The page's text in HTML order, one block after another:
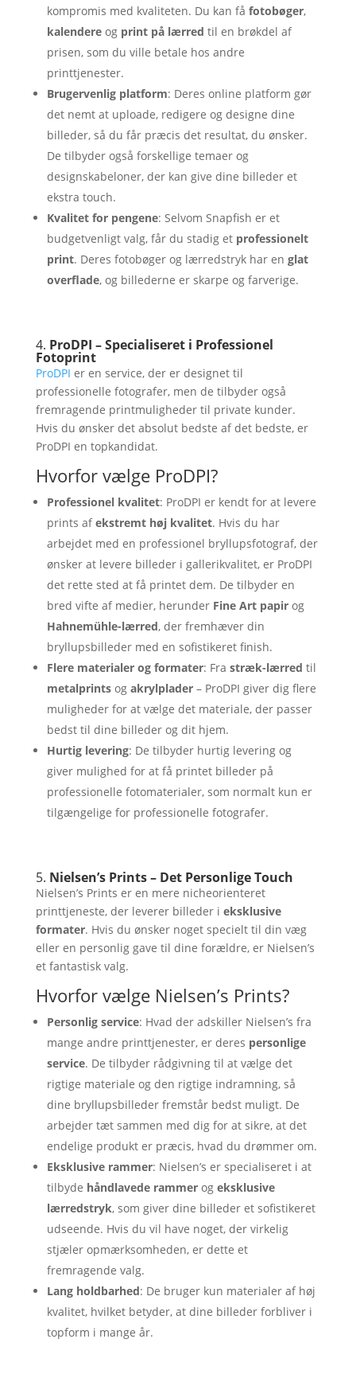
kompromis med kvaliteten. Du kan få fotobøger,
kalendereog print på lærred til en brøkdel af
prisen, som du ville betale hos andre
printtjenester.
Brugervenlig platform: Deres online platform gør
det nemt at uploade, redigere og designe dine
billeder, så du får præcis det resultat, du ønsker.
De tilbyder også forskellige temaer og
designskabeloner, der kan give dine billeder et
ekstra touch.
Kvalitet for pengene: Selvom Snapfish er et
budgetvenligt valg, får du stadig et professionelt
print. Deres fotobøger og lærredstryk har en glat
overflade, og billederne er skarpe og farverige.
4. ProDPI – Specialiseret i Professionel
Fotoprint
ProDPI er en service, der er designet til
professionelle fotografer, men de tilbyder også
fremragende printmuligheder til private kunder.
Hvis du ønsker det absolut bedste af det bedste, er
ProDPI en topkandidat.
Hvorfor vælge ProDPI?
Professionel kvalitet: ProDPI er kendt for at levere
prints afekstremt høj kvalitet. Hvis du har
arbejdet med en professionel bryllupsfotograf, der
ønsker at levere billeder i gallerikvalitet, er ProDPI
det rette sted at få printet dem. De tilbyder en
bred vifte af medier, herunder Fine Art papirog
Hahnemühle-lærred, der fremhæver din
bryllupsbilleder med en sofistikeret finish.
Flere materialer og formater: Fra stræk-lærred til
metalprintsog akrylplader– ProDPI giver dig flere
muligheder for at vælge det materiale, der passer
bedst til dine billeder og dit hjem.
Hurtig levering: De tilbyder hurtig levering og
giver mulighed for at få printet billeder på
professionelle fotomaterialer, som normalt kun er
tilgængelige for professionelle fotografer.
5. Nielsen’s Prints – Det Personlige Touch
Nielsen’s Prints er en mere nicheorienteret
printtjeneste, der leverer billeder i eksklusive
formater. Hvis du ønsker noget specielt til din væg
eller en personlig gave til dine forældre, er Nielsen’s
et fantastisk valg.
Hvorfor vælge Nielsen’s Prints?
Personlig service: Hvad der adskiller Nielsen’s fra
mange andre printtjenester, er deres personlige
service. De tilbyder rådgivning til at vælge det
rigtige materiale og den rigtige indramning, så
dine bryllupsbilleder fremstår bedst muligt. De
arbejder tæt sammen med dig for at sikre, at det
endelige produkt er præcis, hvad du drømmer om.
Eksklusive rammer: Nielsen’s er specialiseret i at
tilbyde håndlavede rammerog eksklusive
lærredstryk, som giver dine billeder et sofistikeret
udseende. Hvis du vil have noget, der virkelig
stjæler opmærksomheden, er dette et
fremragende valg.
Lang holdbarhed: De bruger kun materialer af høj
kvalitet, hvilket betyder, at dine billeder forbliver i
topform i mange år.